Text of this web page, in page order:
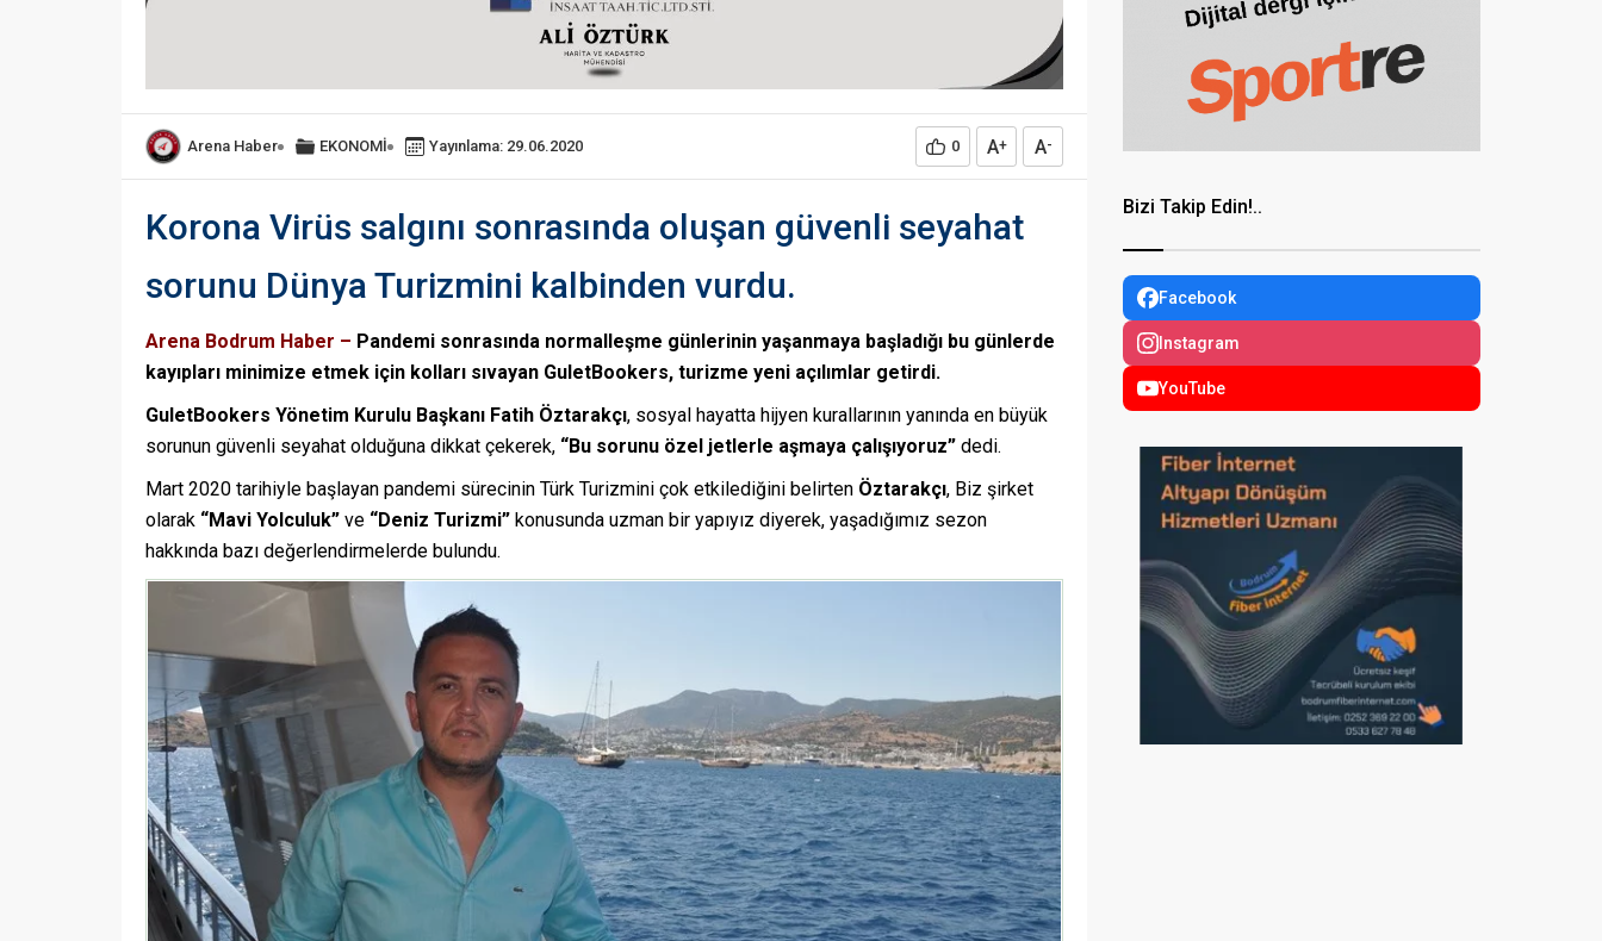
Arena Haber EKONOMİ Yayınlama: 29.06.2020 0 A+ A-
Korona Virüs salgını sonrasında oluşan güvenli seyahat
sorunu Dünya Turizmini kalbinden vurdu.
Arena Bodrum Haber – Pandemi sonrasında normalleşme günlerinin yaşanmaya başladığı bu günlerde
kayıpları minimize etmek için kolları sıvayan GuletBookers, turizme yeni açılımlar getirdi.
GuletBookers Yönetim Kurulu Başkanı Fatih Öztarakçı, sosyal hayatta hijyen kurallarının yanında en büyük
sorunun güvenli seyahat olduğuna dikkat çekerek, “Bu sorunu özel jetlerle aşmaya çalışıyoruz” dedi.
Mart 2020 tarihiyle başlayan pandemi sürecinin Türk Turizmini çok etkilediğini belirten Öztarakçı, Biz şirket
olarak “Mavi Yolculuk” ve “Deniz Turizmi” konusunda uzman bir yapıyız diyerek, yaşadığımız sezon
hakkında bazı değerlendirmelerde bulundu.
Bizi Takip Edin!..
Facebook
Instagram
YouTube